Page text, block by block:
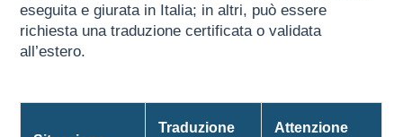
eseguita e giurata in Italia; in altri, può essere
richiesta una traduzione certificata o validata
all’estero.
Traduzione
Attenzione